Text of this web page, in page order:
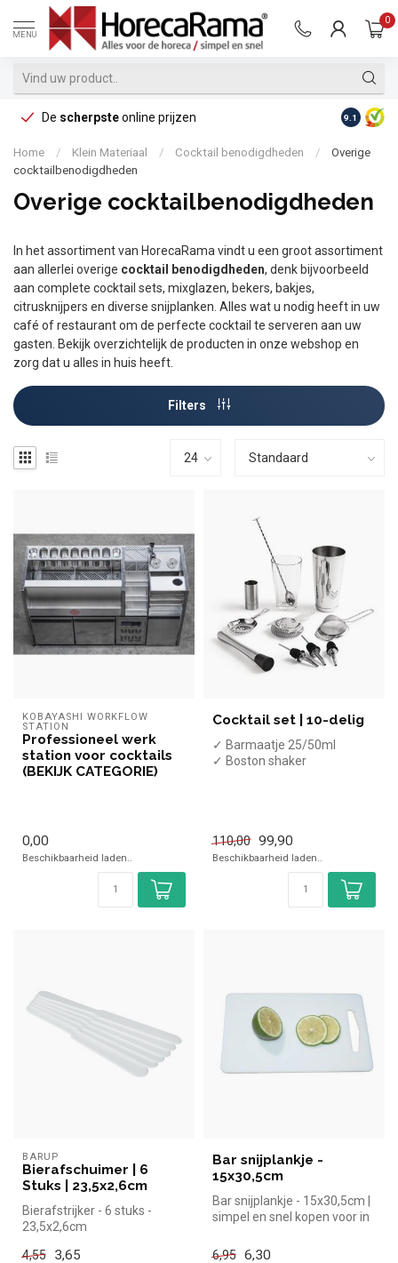
MENU
0
De scherpsteonline prijzen Op
9.1
Home / Klein Materiaal / Cocktail benodigdheden /
Overige
cocktailbenodigdheden
Overige cocktailbenodigdheden
In het assortiment van HorecaRama vindt u een groot assortiment
aan allerlei overige cocktail benodigdheden, denk bijvoorbeeld
aan complete cocktail sets, mixglazen, bekers, bakjes,
citrusknijpers en diverse snijplanken. Alles wat u nodig heeft in uw
café of restaurant om de perfecte cocktail te serveren aan uw
gasten. Bekijk overzichtelijk de producten in onze webshop en
zorg dat u alles in huis heeft.
Filters
KOBAYASHI WORKFLOW
STATION
Professioneel werk
station voor cocktails
(BEKIJK CATEGORIE)
0,00
Beschikbaarheid laden..
Cocktail set | 10-delig
✓ Barmaatje 25/50ml
✓ Boston shaker
110,00 99,90
Beschikbaarheid laden..
BARUP
Bierafschuimer | 6
Stuks | 23,5x2,6cm
Bierafstrijker - 6 stuks -
23,5x2,6cm
4,55
3,65
Bar snijplankje -
15x30,5cm
Bar snijplankje - 15x30,5cm |
simpel en snel kopen voor in
6,95 6,30